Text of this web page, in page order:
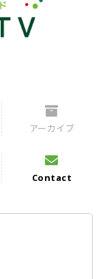
アーカイブ
Contact